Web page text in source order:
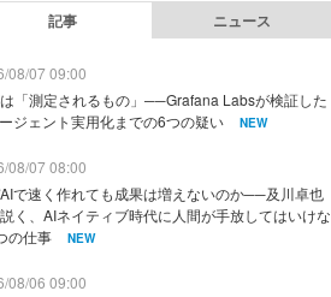
記事 ニュース
08/07 09:00
「測定されるもの」──Grafana Labsが検証した
ジェント実用化までの6つの疑い
NEW
08/07 08:00
で速く作れても成果は増えないのか──及川卓也
く、AIネイティブ時代に人間が手放してはいけな
の仕事
NEW
08/06 09:00